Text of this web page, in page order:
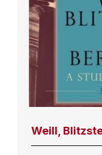
Weill,